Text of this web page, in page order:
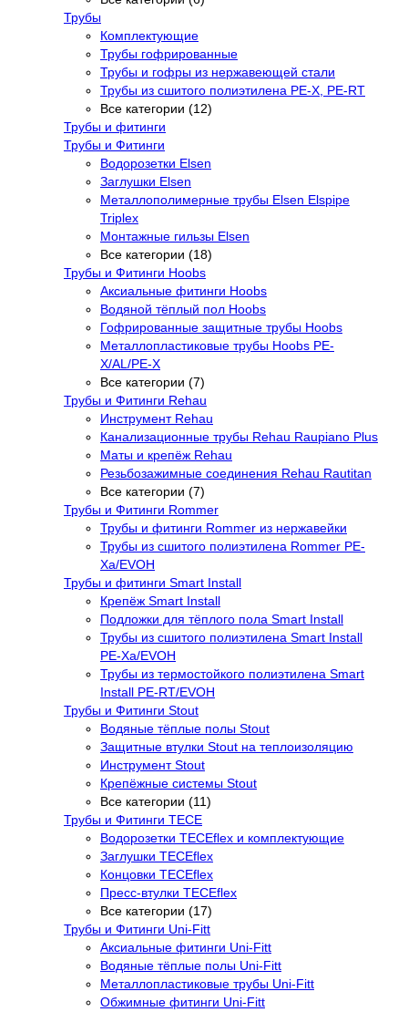
Трубы
Комплектующие
Трубы гофрированные
Трубы и гофры из нержавеющей стали
Трубы из сшитого полиэтилена PE-X, PE-RT
Все категории (12)
Трубы и фитинги
Трубы и Фитинги
Водорозетки Elsen
Заглушки Elsen
Металлополимерные трубы Elsen Elspipe
Triplex
Монтажные гильзы Elsen
Все категории (18)
Трубы и Фитинги Hoobs
Аксиальные фитинги Hoobs
Водяной тёплый пол Hoobs
Гофрированные защитные трубы Hoobs
Металлопластиковые трубы Hoobs PE-
X/AL/PE-X
Все категории (7)
Трубы и Фитинги Rehau
Инструмент Rehau
Канализационные трубы Rehau Raupiano Plus
Маты и крепёж Rehau
Резьбозажимные соединения Rehau Rautitan
Все категории (7)
Трубы и Фитинги Rommer
Трубы и фитинги Rommer из нержавейки
Трубы из сшитого полиэтилена Rommer PE-
Xa/EVOH
Трубы и фитинги Smart Install
Крепёж Smart Install
Подложки для тёплого пола Smart Install
Трубы из сшитого полиэтилена Smart Install
PE-Xa/EVOH
Трубы из термостойкого полиэтилена Smart
Install PE-RT/EVOH
Трубы и Фитинги Stout
Водяные тёплые полы Stout
Защитные втулки Stout на теплоизоляцию
Инструмент Stout
Крепёжные системы Stout
Все категории (11)
Трубы и Фитинги TECE
Водорозетки TECEflex и комплектующие
Заглушки TECEflex
Концовки TECEflex
Пресс-втулки TECEflex
Все категории (17)
Трубы и Фитинги Uni-Fitt
Аксиальные фитинги Uni-Fitt
Водяные тёплые полы Uni-Fitt
Металлопластиковые трубы Uni-Fitt
Обжимные фитинги Uni-Fitt